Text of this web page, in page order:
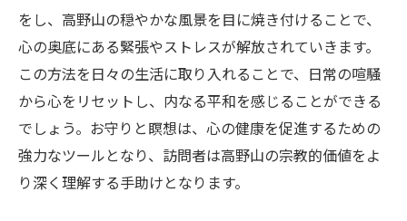
をし、高野山の穏やかな風景を目に焼き付けることで、
心の奥底にある緊張やストレスが解放されていきます。
この方法を日々の生活に取り入れることで、日常の喧騒
から心をリセットし、内なる平和を感じることができる
でしょう。お守りと瞑想は、心の健康を促進するための
強力なツールとなり、訪問者は高野山の宗教的価値をよ
り深く理解する手助けとなります。